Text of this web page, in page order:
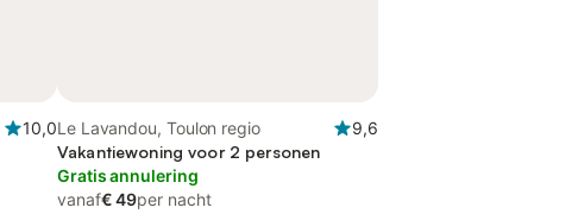
10,0Le Lavandou, Toulon regio
9,6
Vakantiewoning voor 2 personen
Gratis annulering
vanaf€ 49per nacht